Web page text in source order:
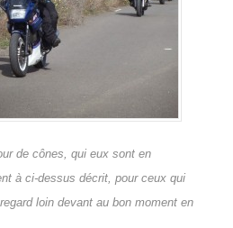
de cônes, qui eux sont en
à ci-dessus décrit, pour ceux qui
loin devant au bon moment en